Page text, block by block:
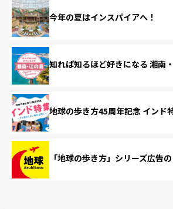
今年の夏はインスパイアへ！
知れば知るほど好きになる 湘南
地球の歩き方45周年記念 インド
「地球の歩き方」シリーズ広告